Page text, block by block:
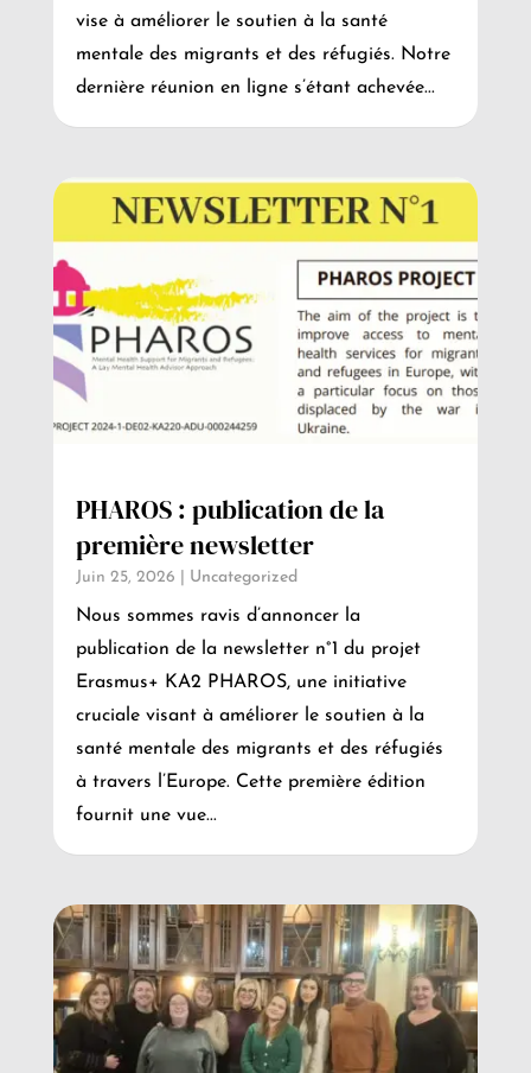
vise à améliorer le soutien à la santé
mentale des migrants et des réfugiés. Notre
dernière réunion en ligne s’étant achevée...
PHAROS : publication de la
première newsletter
Juin 25, 2026 Uncategorized
Nous sommes ravis d’annoncer la
publication de la newsletter n°1 du projet
Erasmus+ KA2 PHAROS, une initiative
cruciale visant à améliorer le soutien à la
santé mentale des migrants et des réfugiés
à travers l’Europe. Cette première édition
fournit une vue...